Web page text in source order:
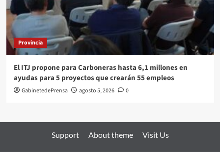
Provincia
El ITJ propone para Carboneras hasta 6,1 millones en
ayudas para 5 proyectos que crearán 55 empleos
GabinetedePrensa agosto 5, 2026 0
Support About theme Visit Us